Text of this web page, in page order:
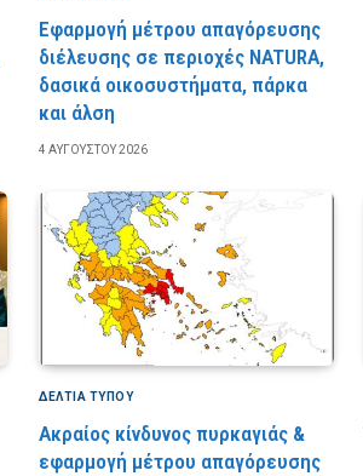
Εφαρμογή μέτρου απαγόρευσης
διέλευσης σε περιοχές NATURA,
δασικά οικοσυστήματα, πάρκα
και άλση
4 ΑΥΓΟΎΣΤΟΥ 2026
ΔΕΛΤΙΑ ΤΥΠΟΥ
Ακραίος κίνδυνος πυρκαγιάς &
εφαρμογή μέτρου απαγόρευσης